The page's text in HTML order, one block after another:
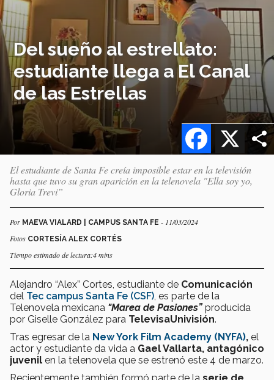
Del sueño al estrellato:
estudiante llega a El Canal
de las Estrellas
X
Facebook
El estudiante de Santa Fe creía imposible estar en la televisión
hasta que tuvo su gran aparición en la telenovela "Ella soy yo,
Gloria Trevi”
Por MAEVA VIALARD | CAMPUS SANTA FE - 11/03/2024
Fotos CORTESÍA ALEX CORTÉS
Tiempo estimado de lectura:4 mins
Alejandro “Alex” Cortes, estudiante de Comunicación
del Tec campus Santa Fe (CSF) , es parte de la
Telenovela mexicana "Marea de Pasiones”producida
por Giselle González para TelevisaUnivisión.
Tras egresar de la New York Film Academy (NYFA), el
actor y estudiante da vida a Gael Vallarta, antagónico
juvenil en la telenovela que se estrenó este 4 de marzo.